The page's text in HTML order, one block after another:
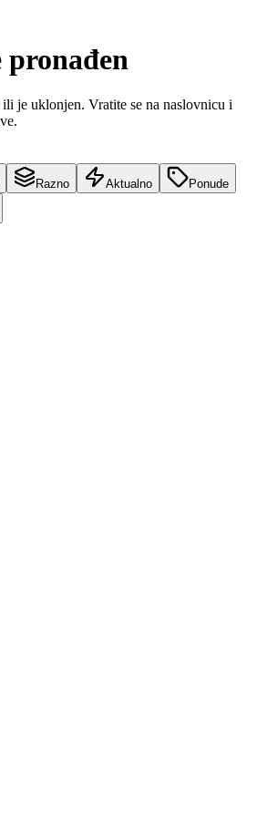
je uklonjen. Vratite se na naslovnicu i
Razno Aktualno Ponude